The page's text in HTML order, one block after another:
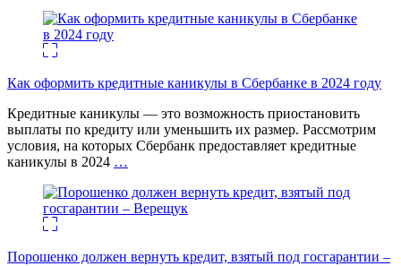
Как оформить кредитные каникулы в Сбербанке в 2024 году
Кредитные каникулы — это возможность приостановить
выплаты по кредиту или уменьшить их размер. Рассмотрим
условия, на которых Сбербанк предоставляет кредитные
каникулы в 2024 …
Порошенко должен вернуть кредит, взятый под госгарантии –